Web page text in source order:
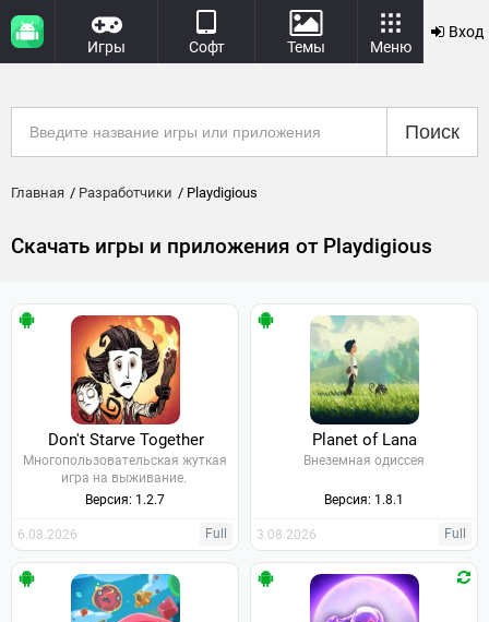
Игры Софт Темы Меню
Вход
Поиск
Главная Разработчики Playdigious
Скачать игры и приложения от Playdigious
Don't Starve Together
Многопользовательская жуткая
игра на выживание.
Версия: 1.2.7
6.08.2026 Full
Planet of Lana
Внеземная одиссея
Версия: 1.8.1
3.08.2026 Full